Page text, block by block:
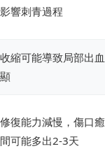
響刺青過程
縮可能導致局部出血
復能力減慢，傷口癒
可能多出2-3天